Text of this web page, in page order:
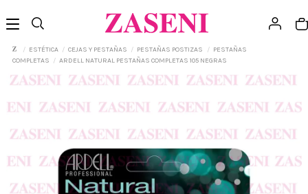
ESTÉTICA CEJAS Y PESTAÑAS PESTAÑAS POSTIZAS
PESTAÑAS
COMPLETAS
ARDELL NATURAL PESTAÑAS COMPLETAS 105 NEGRAS